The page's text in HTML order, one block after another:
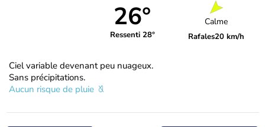
26°
Ressenti 28°
Calme
Rafales20 km/h
Ciel variable devenant peu nuageux.
Sans précipitations.
Aucun risque de pluie